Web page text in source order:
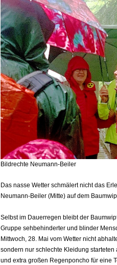
Bildrechte Neumann-Beiler
Das nasse Wetter schmälert nicht das
Neumann-Beiler (Mitte) auf dem
Selbst im Dauerregen bleibt der
Gruppe sehbehinderter und blinder
Mittwoch, 28. Mai vom Wetter nicht
sondern nur schlechte Kleidung
und extra großen Regenponcho für eine